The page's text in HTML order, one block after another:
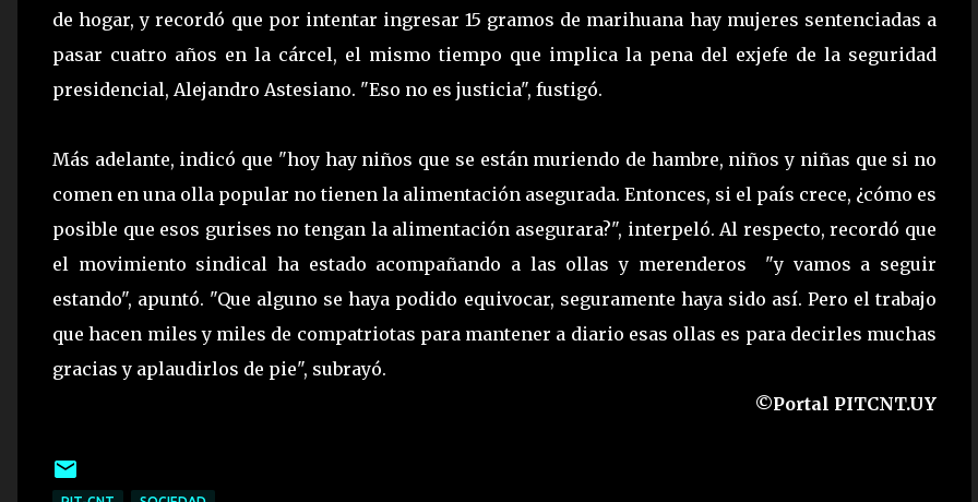
de hogar, y recordó que por intentar ingresar 15 gramos de marihuana hay mujeres sentenciadas a
pasar cuatro años en la cárcel, el mismo tiempo que implica la pena del exjefe de la seguridad
presidencial, Alejandro Astesiano. "Eso no es justicia", fustigó.
Más adelante, indicó que "hoy hay niños que se están muriendo de hambre, niños y niñas que si no
comen en una olla popular no tienen la alimentación asegurada. Entonces, si el país crece, ¿cómo es
posible que esos gurises no tengan la alimentación asegurara?", interpeló. Al respecto, recordó que
el movimiento sindical ha estado acompañando a las ollas y merenderos "y vamos a seguir
estando", apuntó. "Que alguno se haya podido equivocar, seguramente haya sido así. Pero el trabajo
que hacen miles y miles de compatriotas para mantener a diario esas ollas es para decirles muchas
gracias y aplaudirlos de pie", subrayó.
©Portal PITCNT.UY